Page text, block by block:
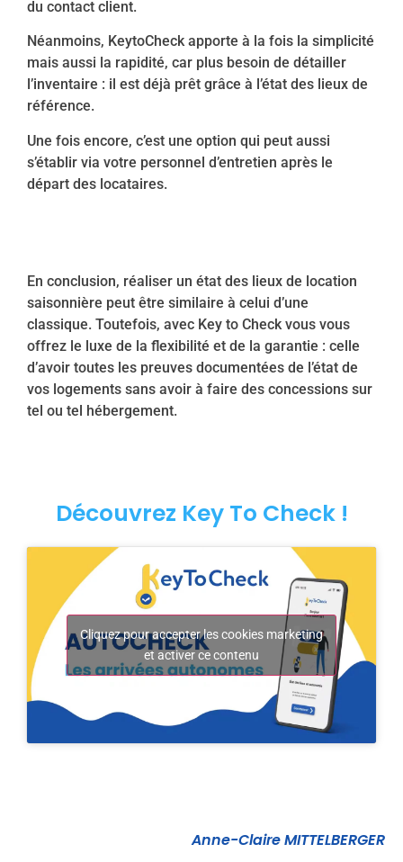
du contact client.
Néanmoins, KeytoCheck apporte à la fois la simplicité
mais aussi la rapidité, car plus besoin de détailler
l’inventaire : il est déjà prêt grâce à l’état des lieux de
référence.
Une fois encore, c’est une option qui peut aussi
s’établir via votre personnel d’entretien après le
départ des locataires.
En conclusion, réaliser un état des lieux de location
saisonnière peut être similaire à celui d’une
classique. Toutefois, avec Key to Check vous vous
offrez le luxe de la flexibilité et de la garantie : celle
d’avoir toutes les preuves documentées de l’état de
vos logements sans avoir à faire des concessions sur
tel ou tel hébergement.
Découvrez Key To Check !
Cliquez pour accepter les cookies marketing
et activer ce contenu
Anne-Claire MITTELBERGER